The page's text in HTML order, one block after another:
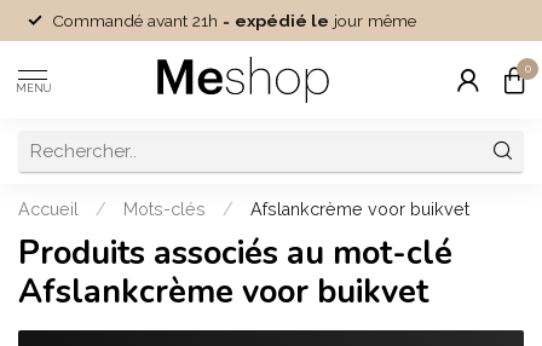
Commandé avant 21h = expédié le jour même
MENU
0
Accueil / Mots-clés / Afslankcrème voor buikvet
Produits associés au mot-clé
Afslankcrème voor buikvet